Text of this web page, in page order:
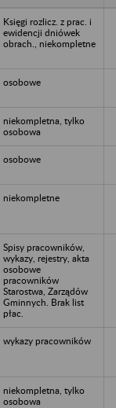
Księgi rozlicz. z prac. i
ewidencji dniówek
obrach., niekompletne
osobowe
niekompletna, tylko
osobowa
osobowe
niekompletne
Spisy pracowników,
wykazy, rejestry, akta
osobowe
pracowników
Starostwa, Zarządów
Gminnych. Brak list
płac.
wykazy pracowników
niekompletna, tylko
osobowa